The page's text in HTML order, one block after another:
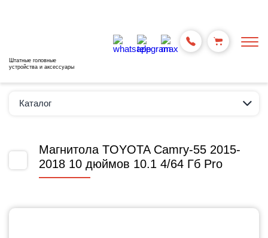
Штатные головные
устройства и аксессуары
Каталог
Магнитола TOYOTA Camry-55 2015-
2018 10 дюймов 10.1 4/64 Гб Pro